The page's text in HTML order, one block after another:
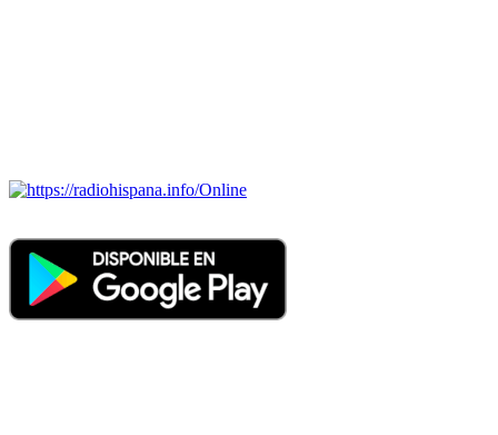
Online